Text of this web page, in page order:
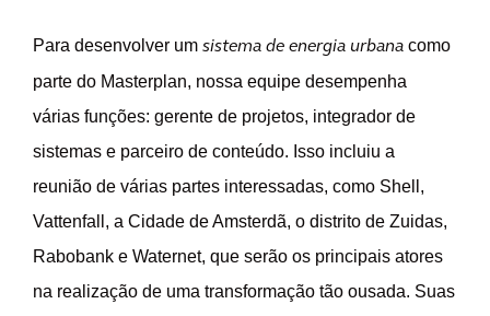
Para desenvolver um sistema de energia urbana como
parte do Masterplan, nossa equipe desempenha
várias funções: gerente de projetos, integrador de
sistemas e parceiro de conteúdo. Isso incluiu a
reunião de várias partes interessadas, como Shell,
Vattenfall, a Cidade de Amsterdã, o distrito de Zuidas,
Rabobank e Waternet, que serão os principais atores
na realização de uma transformação tão ousada. Suas